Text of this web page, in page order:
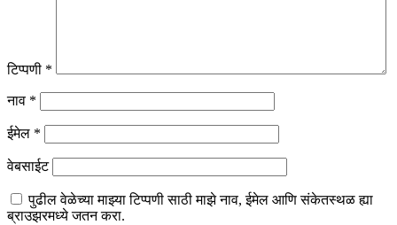
टिप्पणी *
नाव *
ईमेल *
वेबसाईट
पुढील वेळेच्या माझ्या टिप्पणी साठी माझे नाव, ईमेल आणि संकेतस्थळ ह्या
ब्राउझरमध्ये जतन करा.